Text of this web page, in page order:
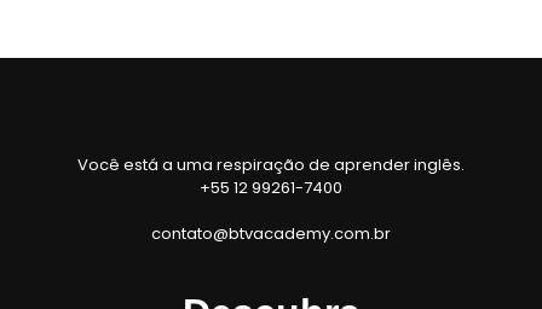
Você está a uma respiração de aprender inglês.
+55 12 99261-7400
contato@btvacademy.com.br